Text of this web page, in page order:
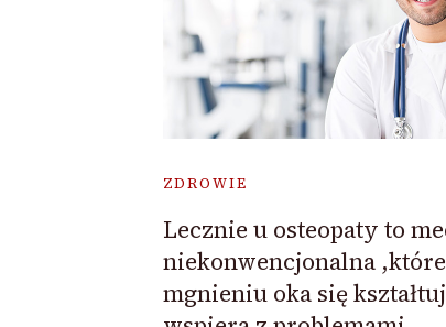
ZDROWIE
Lecznie u osteopaty to
niekonwencjonalna
mgnieniu oka się